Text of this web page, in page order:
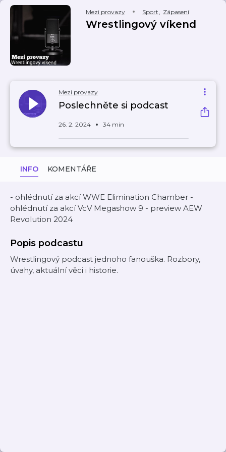
Mezi provazy Sport, Zápasení
Wrestlingový víkend
Mezi provazy
Poslechněte si podcast
26. 2. 2024 34 min
INFO KOMENTÁŘE
- ohlédnutí za akcí WWE Elimination Chamber -
ohlédnutí za akcí VcV Megashow 9 - preview AEW
Revolution 2024
Popis podcastu
Wrestlingový podcast jednoho fanouška. Rozbory,
úvahy, aktuální věci i historie.